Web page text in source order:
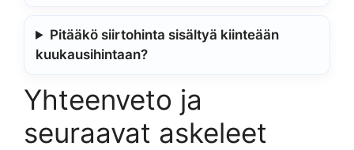
Pitääkö siirtohinta sisältyä kiinteään
kuukausihintaan?
Yhteenveto ja
seuraavat askeleet